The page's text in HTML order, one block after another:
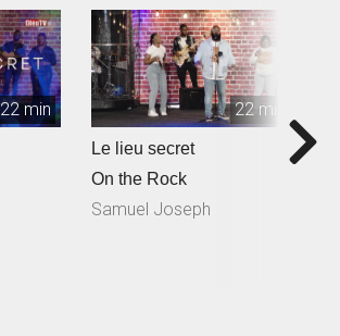
22 min 22 min
Le lieu secret
On the Rock
Samuel Joseph